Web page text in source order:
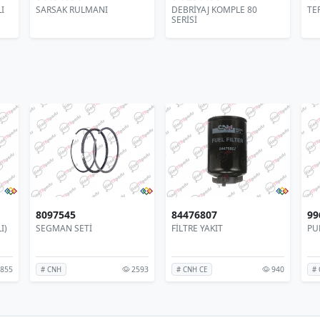
DEBRİYAJ KOMPLE 80
TEPE LAMBA DEMİRİ SAĞ
48138443
WASHER 38.1 X 45 X 2.4
# CNH 2391
85825392
DEPO KAPAĞI (3 TIRNAKLI)
# CNH 3855 #